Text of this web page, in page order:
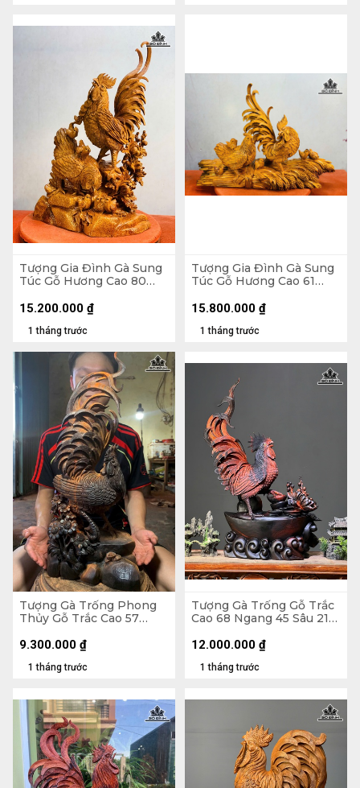
Tượng Gia Đình Gà Sung
Túc Gỗ Hương Cao 80
1 tháng trước
15.200.000 ₫
Tượng Gia Đình Gà Sung
Túc Gỗ Hương Cao 61
1 tháng trước
15.800.000 ₫
Tượng Gà Trống Phong
Thủy Gỗ Trắc Cao 57
1 tháng trước
9.300.000 ₫
Tượng Gà Trống Gỗ Trắc
Cao 68 Ngang 45 Sâu 21
1 tháng trước
12.000.000 ₫